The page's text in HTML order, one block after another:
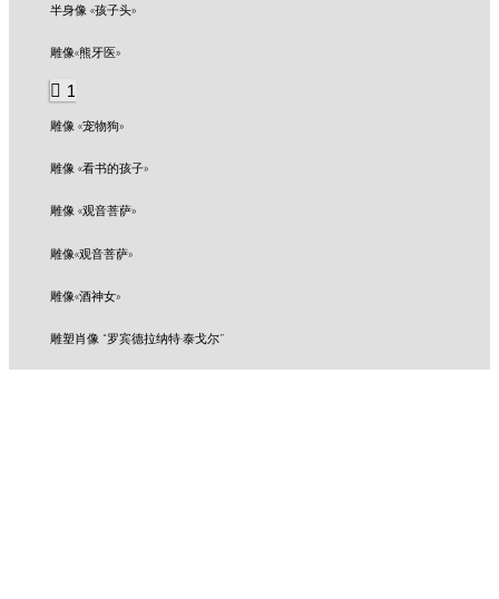
半身像 «孩子头»
雕像«熊牙医»
1
雕像 «宠物狗»
雕像 «看书的孩子»
雕像 «观音菩萨»
雕像«观音菩萨»
雕像«酒神女»
雕塑肖像 “罗宾德拉纳特·泰戈尔”